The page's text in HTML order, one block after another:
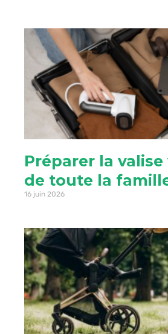
Préparer la valise
de toute la
16 juin 2026